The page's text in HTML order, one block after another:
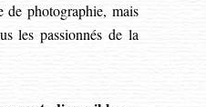
de photographie, mais
les passionnés de la